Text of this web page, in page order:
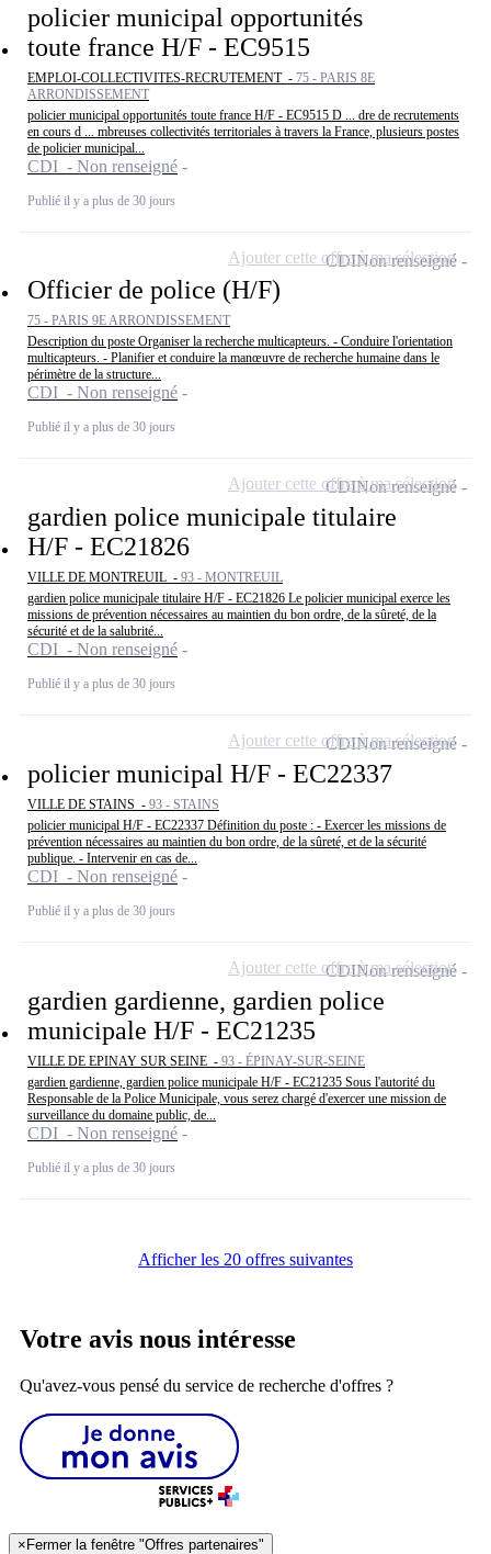
policier municipal opportunités
toute france H/F - EC9515
EMPLOI-COLLECTIVITES-RECRUTEMENT - 75 - PARIS 8E
ARRONDISSEMENT
policier municipal opportunités toute france H/F - EC9515 D ... dre de recrutements
en cours d ... mbreuses collectivités territoriales à travers la France, plusieurs postes
de policier municipal...
CDI - Non renseigné
Publié il y a plus de 30 jours
Officier de police (H/F)
75 - PARIS 9E ARRONDISSEMENT
Description du poste Organiser la recherche multicapteurs. - Conduire l'orientation
multicapteurs. - Planifier et conduire la manœuvre de recherche humaine dans le
périmètre de la structure...
CDI - Non renseigné
Publié il y a plus de 30 jours
CDINon renseigné
Ajouter cette offre à ma sélection
gardien police municipale titulaire
H/F - EC21826
VILLE DE MONTREUIL - 93 - MONTREUIL
gardien police municipale titulaire H/F - EC21826 Le policier municipal exerce les
missions de prévention nécessaires au maintien du bon ordre, de la sûreté, de la
sécurité et de la salubrité...
CDI - Non renseigné
Publié il y a plus de 30 jours
CDINon renseigné
Ajouter cette offre à ma sélection
policier municipal H/F - EC22337
VILLE DE STAINS - 93 - STAINS
policier municipal H/F - EC22337 Définition du poste : - Exercer les missions de
prévention nécessaires au maintien du bon ordre, de la sûreté, et de la sécurité
publique. - Intervenir en cas de...
CDI - Non renseigné
Publié il y a plus de 30 jours
CDINon renseigné
Ajouter cette offre à ma sélection
gardien gardienne, gardien police
municipale H/F - EC21235
VILLE DE EPINAY SUR SEINE - 93 - ÉPINAY-SUR-SEINE
gardien gardienne, gardien police municipale H/F - EC21235 Sous l'autorité du
Responsable de la Police Municipale, vous serez chargé d'exercer une mission de
surveillance du domaine public, de...
CDI - Non renseigné
Publié il y a plus de 30 jours
CDINon renseigné
Ajouter cette offre à ma sélection
Afficher les 20 offres suivantes
Votre avis nous intéresse
Qu'avez-vous pensé du service de recherche d'offres ?
× Fermer la fenêtre "Offres partenaires"